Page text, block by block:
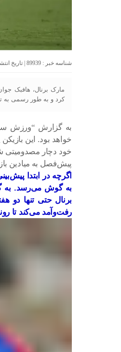
شناسه خبر : 89939 | تاریخ انتشار : 27 می 2025 - 14:14 | 81 بازدید | تعداد دیدگاه :
کرد و به طور رسمی به
به گزارش “ورزش
خواهد بود. این
خود دچار مصدومیتی
پیش‌فصل به میادین
اگرچه در ابتدا
به گوش می‌رسد. به
برنال حتی تنها دو
رفت‌وآمد می‌کند تا